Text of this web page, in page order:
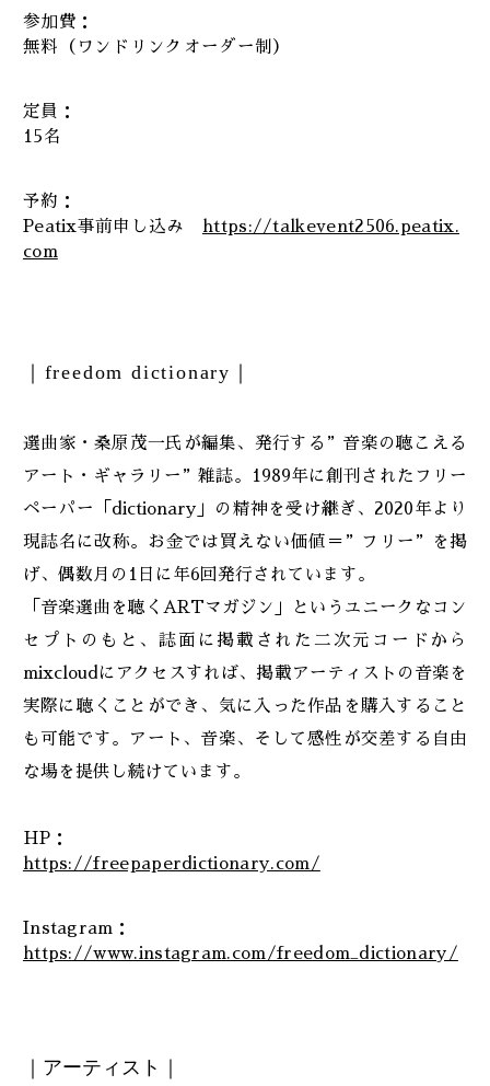
参加費：
無料（ワンドリンクオーダー制）
定員：
15名
予約：
Peatix事前申し込み
https://talkevent2506.peatix.
com
｜freedom dictionary｜
選曲家・桑原茂一氏が編集、発行する”音楽の聴こえる
アート・ギャラリー”雑誌。1989年に創刊されたフリー
ペーパー「dictionary」の精神を受け継ぎ、2020年より
現誌名に改称。お金では買えない価値＝”フリー”を掲
げ、偶数月の1日に年6回発行されています。
「音楽選曲を聴くARTマガジン」というユニークなコン
セプトのもと、誌面に掲載された二次元コードから
mixcloudにアクセスすれば、掲載アーティストの音楽を
実際に聴くことができ、気に入った作品を購入すること
も可能です。アート、音楽、そして感性が交差する自由
な場を提供し続けています。
HP：
https://freepaperdictionary.com/
Instagram：
https://www.instagram.com/freedom_dictionary/
｜アーティスト｜